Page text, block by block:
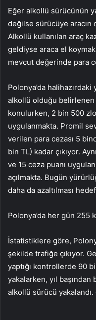
Eğer alkollü sürücünün
değilse sürücüye aracın
Alkollü kullanılan araç
geldiyse araca el
mevcut değerinde para
Polonya’da
alkollü olduğu
konulurken, 2 bin 500
uygulanmakta. Promil
verilen para cezası 5
bin TL) kadar çıkıyor.
ve 15 ceza puanı
açılmakta. Bugün
daha da azaltılması
Polonya’da her gün 255
İstatistiklere göre,
şekilde trafiğe çıkıyor.
yaptığı kontrollerde 90
yakalarken, yıl
alkollü sürücü yakalandı.